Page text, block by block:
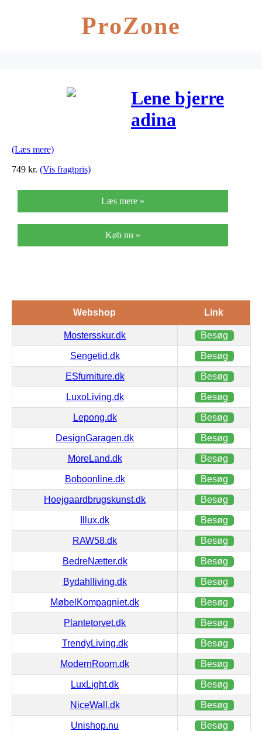
ProZone
Lene bjerre
adina
cm/26 cm)
(Læs mere)
749 kr. (Vis fragtpris)
Læs mere »
Køb nu »
Webshop Link
Mostersskur.dk Besøg
Sengetid.dk Besøg
ESfurniture.dk Besøg
LuxoLiving.dk Besøg
Lepong.dk Besøg
DesignGaragen.dk Besøg
MoreLand.dk Besøg
Boboonline.dk Besøg
Hoejgaardbrugskunst.dk Besøg
Illux.dk Besøg
RAW58.dk Besøg
BedreNætter.dk Besøg
Bydahlliving.dk Besøg
MøbelKompagniet.dk Besøg
Plantetorvet.dk Besøg
TrendyLiving.dk Besøg
ModernRoom.dk Besøg
LuxLight.dk Besøg
NiceWall.dk Besøg
Unishop.nu Besøg